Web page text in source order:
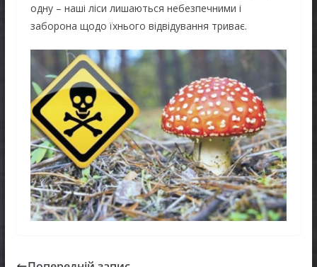
одну – наші ліси лишаються небезпечними і
заборона щодо їхнього відвідування триває.